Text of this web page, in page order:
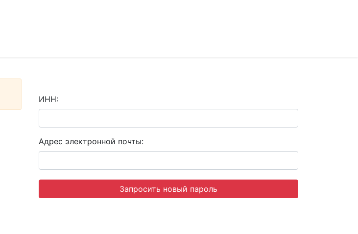
ИНН:
Адрес электронной почты:
Запросить новый пароль